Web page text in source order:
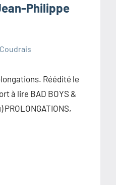
Philippe
Réédité le
à lire BAD BOYS &